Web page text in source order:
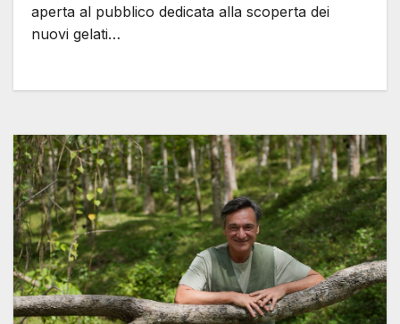
aperta al pubblico dedicata alla scoperta dei
nuovi gelati…